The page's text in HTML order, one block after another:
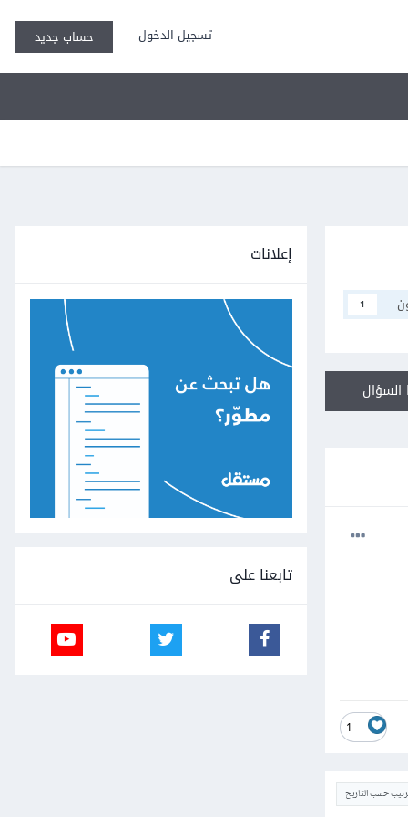
تسجيل الدخول حساب جديد
1
1
حسب التاريخ
إعلانات
تابعنا على